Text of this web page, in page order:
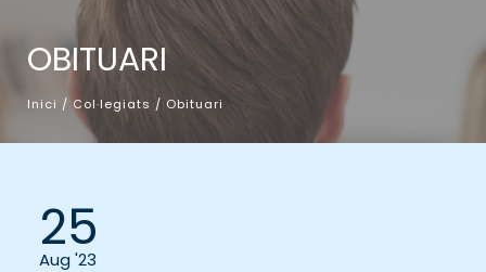
OBITUARI
Inici / Col·legiats / Obituari
25
Aug '23